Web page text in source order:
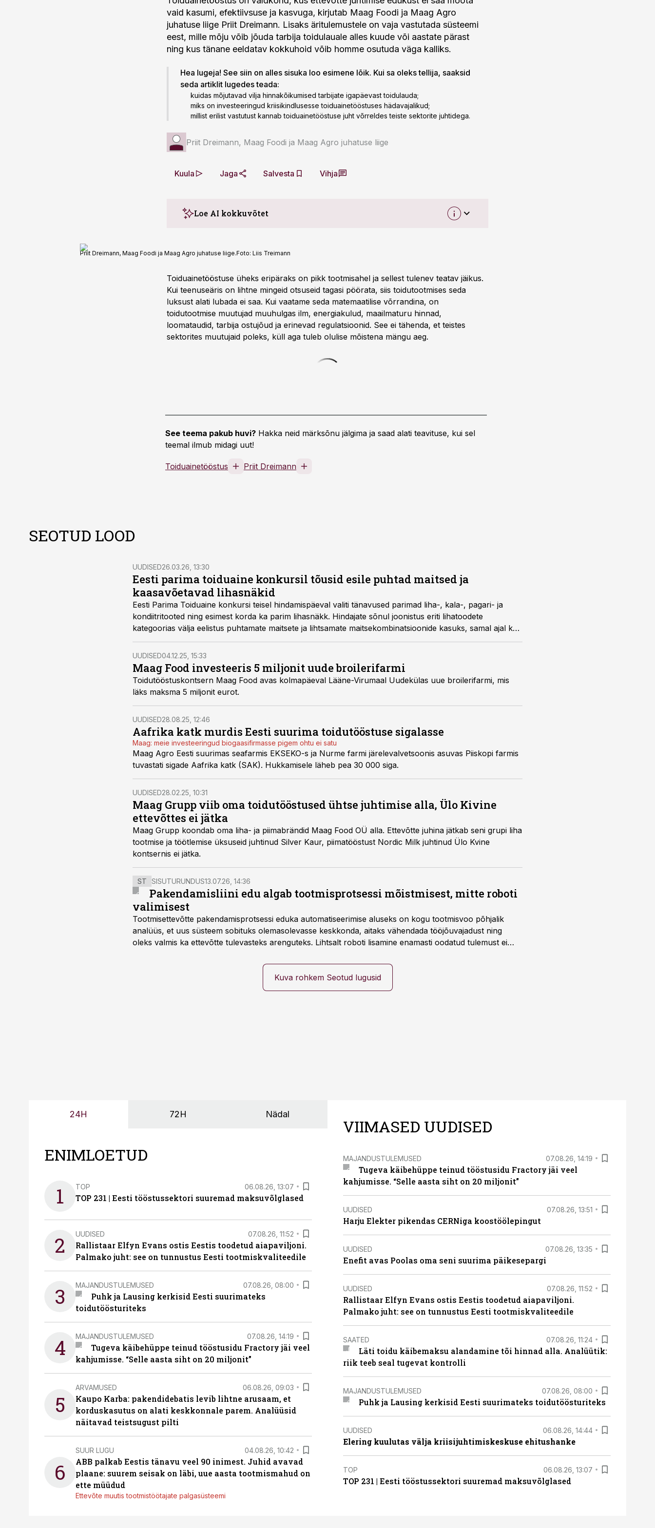
vaid kasumi, efektiivsuse ja kasvuga, kirjutab Maag Foodi ja Maag Agro
juhatuse liige Priit Dreimann. Lisaks äritulemustele on vaja vastutada süsteemi
eest, mille mõju võib jõuda tarbija toidulauale alles kuude või aastate pärast
ning kus tänane eeldatav kokkuhoid võib homme osutuda väga kalliks.
Hea lugeja! See siin on alles sisuka loo esimene lõik. Kui sa oleks tellija, saaksid
seda artiklit lugedes teada:
kuidas mõjutavad vilja hinnakõikumised tarbijate igapäevast toidulauda;
miks on investeeringud kriisikindlusesse toiduainetööstuses hädavajalikud;
millist erilist vastutust kannab toiduainetööstuse juht võrreldes teiste sektorite juhtidega.
Priit Dreimann, Maag Foodi ja Maag Agro juhatuse liige
Kuula Jaga Salvesta Vihja
Loe AI kokkuvõtet
Priit Dreimann, Maag Foodi ja Maag Agro juhatuse liige.Foto: Liis Treimann
Toiduainetööstuse üheks eripäraks on pikk tootmisahel ja sellest tulenev teatav jäikus.
Kui teenuseäris on lihtne mingeid otsuseid tagasi pöörata, siis toidutootmises seda
luksust alati lubada ei saa. Kui vaatame seda matemaatilise võrrandina, on
toidutootmise muutujad muuhulgas ilm, energiakulud, maailmaturu hinnad,
loomataudid, tarbija ostujõud ja erinevad regulatsioonid. See ei tähenda, et teistes
sektorites muutujaid poleks, küll aga tuleb olulise mõistena mängu aeg.
See teema pakub huvi? Hakka neid märksõnu jälgima ja saad alati teavituse, kui sel
teemal ilmub midagi uut!
Toiduainetööstus Priit Dreimann
SEOTUD LOOD
UUDISED26.03.26, 13:30
Eesti parima toiduaine konkursil tõusid esile puhtad maitsed ja
kaasavõetavad lihasnäkid
Eesti Parima Toiduaine konkursi teisel hindamispäeval valiti tänavused parimad liha-, kala-, pagari- ja
kondiitritooted ning esimest korda ka parim lihasnäkk. Hindajate sõnul joonistus eriti lihatoodete
kategoorias välja eelistus puhtamate maitsete ja lihtsamate maitsekombinatsioonide kasuks, samal ajal kui
järjest rohkem ruumi võtavad mugavalt kaasavõetavad snäkitooted.
UUDISED04.12.25, 15:33
Maag Food investeeris 5 miljonit uude broilerifarmi
Toidutööstuskontsern Maag Food avas kolmapäeval Lääne-Virumaal Uudekülas uue broilerifarmi, mis
läks maksma 5 miljonit eurot.
UUDISED28.08.25, 12:46
Aafrika katk murdis Eesti suurima toidutööstuse sigalasse
Maag: meie investeeringud biogaasifirmasse pigem ohtu ei satu
Maag Agro Eesti suurimas seafarmis EKSEKO-s ja Nurme farmi järelevalvetsoonis asuvas Piiskopi farmis
tuvastati sigade Aafrika katk (SAK). Hukkamisele läheb pea 30 000 siga.
UUDISED28.02.25, 10:31
Maag Grupp viib oma toidutööstused ühtse juhtimise alla, Ülo Kivine
ettevõttes ei jätka
Maag Grupp koondab oma liha- ja piimabrändid Maag Food OÜ alla. Ettevõtte juhina jätkab seni grupi liha
tootmise ja töötlemise üksuseid juhtinud Silver Kaur, piimatööstust Nordic Milk juhtinud Ülo Kvine
kontsernis ei jätka.
ST SISUTURUNDUS13.07.26, 14:36
Pakendamisliini edu algab tootmisprotsessi mõistmisest, mitte roboti
valimisest
Tootmisettevõtte pakendamisprotsessi eduka automatiseerimise aluseks on kogu tootmisvoo põhjalik
analüüs, et uus süsteem sobituks olemasolevasse keskkonda, aitaks vähendada tööjõuvajadust ning
oleks valmis ka ettevõtte tulevasteks arenguteks. Lihtsalt roboti lisamine enamasti oodatud tulemust ei
Kuva rohkem Seotud lugusid
24H 72H Nädal
ENIMLOETUD
1 TOP 06.08.26, 13:07
TOP 231 | Eesti tööstussektori suuremad maksuvõlglased
2 UUDISED 07.08.26, 11:52
Rallistaar Elfyn Evans ostis Eestis toodetud aiapaviljoni.
Palmako juht: see on tunnustus Eesti tootmiskvaliteedile
3 MAJANDUSTULEMUSED 07.08.26, 08:00
Puhk ja Lausing kerkisid Eesti suurimateks
toidutöösturiteks
4 MAJANDUSTULEMUSED 07.08.26, 14:19
Tugeva käibehüppe teinud tööstusidu Fractory jäi veel
kahjumisse. “Selle aasta siht on 20 miljonit”
5
ARVAMUSED 06.08.26, 09:03
Kaupo Karba: pakendidebatis levib lihtne arusaam, et
korduskasutus on alati keskkonnale parem. Analüüsid
näitavad teistsugust pilti
6
SUUR LUGU 04.08.26, 10:42
ABB palkab Eestis tänavu veel 90 inimest. Juhid avavad
plaane: suurem seisak on läbi, uue aasta tootmismahud on
ette müüdud
Ettevõte muutis tootmistöötajate palgasüsteemi
VIIMASED UUDISED
MAJANDUSTULEMUSED 07.08.26, 14:19
Tugeva käibehüppe teinud tööstusidu Fractory jäi veel
kahjumisse. “Selle aasta siht on 20 miljonit”
UUDISED 07.08.26, 13:51
Harju Elekter pikendas CERNiga koostöölepingut
UUDISED 07.08.26, 13:35
Enefit avas Poolas oma seni suurima päikesepargi
UUDISED 07.08.26, 11:52
Rallistaar Elfyn Evans ostis Eestis toodetud aiapaviljoni.
Palmako juht: see on tunnustus Eesti tootmiskvaliteedile
SAATED 07.08.26, 11:24
Läti toidu käibemaksu alandamine tõi hinnad alla. Analüütik:
riik teeb seal tugevat kontrolli
MAJANDUSTULEMUSED 07.08.26, 08:00
Puhk ja Lausing kerkisid Eesti suurimateks toidutöösturiteks
UUDISED 06.08.26, 14:44
Elering kuulutas välja kriisijuhtimiskeskuse ehitushanke
TOP 06.08.26, 13:07
TOP 231 | Eesti tööstussektori suuremad maksuvõlglased